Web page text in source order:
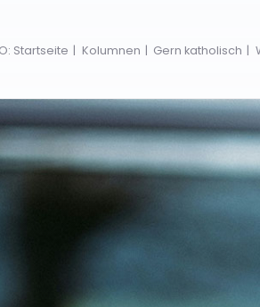
Startseite Kolumnen Gern katholisch